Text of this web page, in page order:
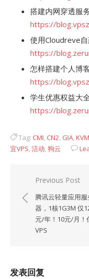
搭建内网穿透服
https://
使用Cloudreve自
https://
怎样搭建个人博
https://
学生优惠权益大
https://
Tag: CMI, CN2, GIA,KVM
宜VPS,活动,狗云
章
Previous Post
腾讯云轻量应用服
器，1核1G3M 仅
元/年！10元/月！
VPS
发表回复